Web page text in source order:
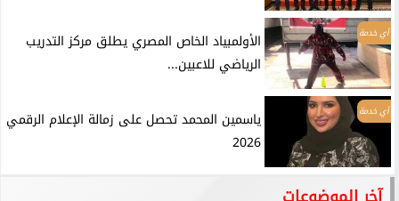
أي خدمة
الأولمبياد الخاص المصري يطلق مركز التدريب
الرياضي للاعبين...
أي خدمة
ياسمين المحمد تحصل على زمالة الإعلام الرقمي
2026